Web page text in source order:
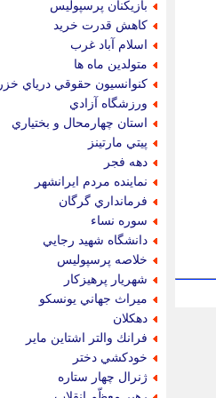
بازيكنان پرسپوليس
كاهش قدرت خريد
اسلام آباد غرب
متولدين ماه ها
كنوانسيون حقوقي درياي خزر
ورزشگاه آزادي
استان چهارمحال و بختياري
پيتي مارتينز
دهه فجر
نماينده مردم ايرانشهر
فرمانداري گرگان
سوره نساء
دانشگاه شهيد رجايي
خلاصه پرسپوليس
شهريار پرهيزكار
ميراث جهاني يونسكو
دهكلان
فرانك والتر اشتاين ماير
خودكشي دختر
ژنرال چهار ستاره